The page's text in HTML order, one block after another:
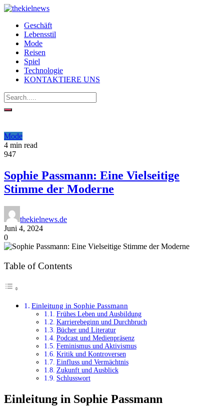
Geschäft
Lebensstil
Mode
Reisen
Spiel
Technologie
KONTAKTIERE UNS
Mode
4 min read
947
Sophie Passmann: Eine Vielseitige
Stimme der Moderne
thekielnews.de
Juni 4, 2024
0
Table of Contents
Einleitung in Sophie Passmann
Frühes Leben und Ausbildung
Karrierebeginn und Durchbruch
Bücher und Literatur
Podcast und Medienpräsenz
Feminismus und Aktivismus
Kritik und Kontroversen
Einfluss und Vermächtnis
Zukunft und Ausblick
Schlusswort
Einleitung in Sophie Passmann